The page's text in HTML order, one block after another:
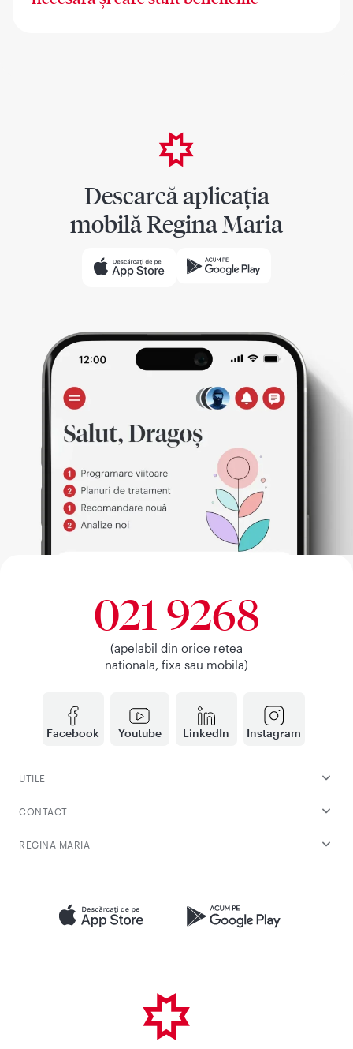
Descarcă aplicația
mobilă Regina Maria
Facebook Youtube LinkedIn Instagram
021 9268
(apelabil din orice retea
nationala, fixa sau mobila)
UTILE
CONTACT
REGINA MARIA